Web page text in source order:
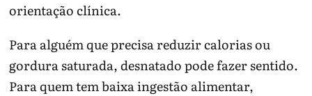
orientação clínica.
Para alguém que precisa reduzir calorias ou
gordura saturada, desnatado pode fazer sentido.
Para quem tem baixa ingestão alimentar,